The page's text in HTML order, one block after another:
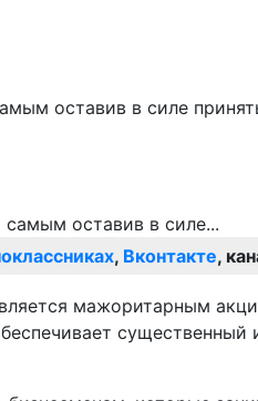
оставив в силе
, Вконтакте,
мажоритарным
существенный